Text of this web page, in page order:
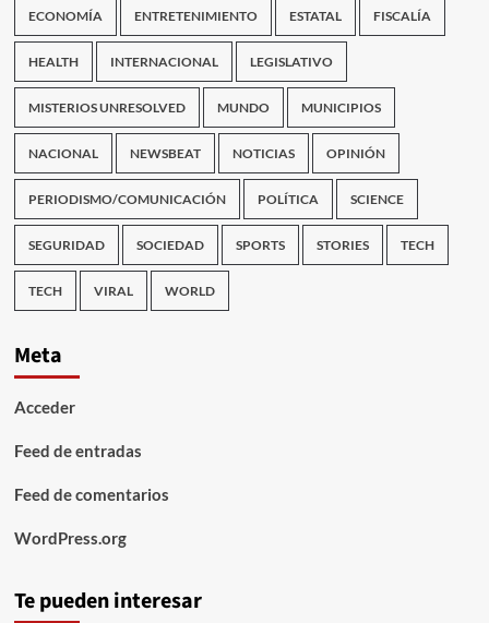
ECONOMÍA ENTRETENIMIENTO ESTATAL FISCALÍA
HEALTH INTERNACIONAL LEGISLATIVO
MISTERIOS UNRESOLVED MUNDO MUNICIPIOS
NACIONAL NEWSBEAT NOTICIAS OPINIÓN
PERIODISMO/COMUNICACIÓN POLÍTICA SCIENCE
SEGURIDAD SOCIEDAD SPORTS STORIES TECH
TECH VIRAL WORLD
Meta
Acceder
Feed de entradas
Feed de comentarios
WordPress.org
Te pueden interesar